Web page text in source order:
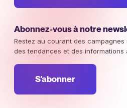
Abonnez-vous à notre
Restez au courant des
des tendances et des informations
S'abonner